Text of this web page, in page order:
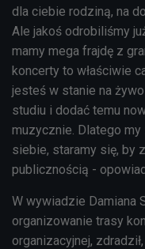
dla ciebie rodziną, na
Ale jakoś odrobiliśmy
mamy mega frajdę z
koncerty to właściwie
jesteś w stanie na
studiu i dodać temu
muzycznie. Dlatego
siebie, staramy się, by
publicznością -
W wywiadzie Damiana
organizowanie trasy
organizacyjnej,